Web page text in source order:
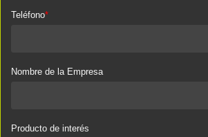
Teléfono*
Nombre de la Empresa
Producto de interés